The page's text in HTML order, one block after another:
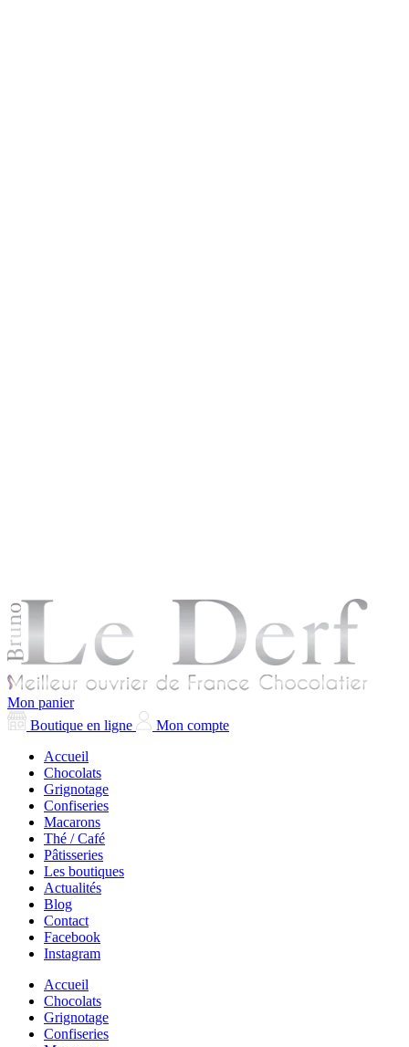
Mon panier
Boutique en ligne
Mon compte
Accueil
Chocolats
Grignotage
Confiseries
Macarons
Thé / Café
Pâtisseries
Les boutiques
Actualités
Blog
Contact
Facebook
Instagram
Accueil
Chocolats
Grignotage
Confiseries